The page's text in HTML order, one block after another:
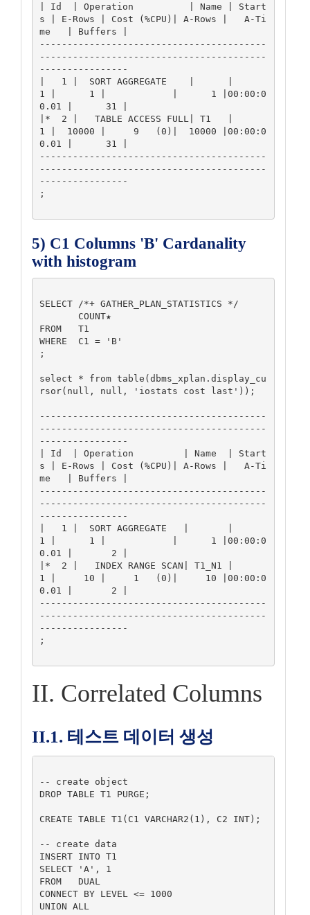
| Id  | Operation          | Name | Start
s | E-Rows | Cost (%CPU)| A-Rows |   A-Ti
me   | Buffers |
-----------------------------------------
-----------------------------------------
----------------
|   1 |  SORT AGGREGATE    |      |
1 |      1 |            |      1 |00:00:0
0.01 |      31 |
|*  2 |   TABLE ACCESS FULL| T1   |
1 |  10000 |     9   (0)|  10000 |00:00:0
0.01 |      31 |
-----------------------------------------
-----------------------------------------
----------------
;
5) C1 Columns 'B' Cardanality
with histogram
SELECT /*+ GATHER_PLAN_STATISTICS */
FROM   T1
WHERE  C1 = 'B'
;
select * from table(dbms_xplan.display_cu
rsor(null, null, 'iostats cost last'));
-----------------------------------------
-----------------------------------------
----------------
| Id  | Operation         | Name  | Start
s | E-Rows | Cost (%CPU)| A-Rows |   A-Ti
me   | Buffers |
-----------------------------------------
-----------------------------------------
----------------
|   1 |  SORT AGGREGATE   |       |
1 |      1 |            |      1 |00:00:0
0.01 |       2 |
|*  2 |   INDEX RANGE SCAN| T1_N1 |
1 |     10 |     1   (0)|     10 |00:00:0
0.01 |       2 |
-----------------------------------------
-----------------------------------------
----------------
;
II. Correlated Columns
II.1. 테스트 데이터 생성
-- create object
DROP TABLE T1 PURGE;
CREATE TABLE T1(C1 VARCHAR2(1), C2 INT);
-- create data
INSERT INTO T1
SELECT 'A', 1
FROM   DUAL
CONNECT BY LEVEL <= 1000
UNION ALL